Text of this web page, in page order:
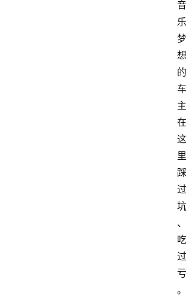
音
乐
梦
想
的
车
主
在
这
里
踩
过
坑
、
吃
过
亏
。